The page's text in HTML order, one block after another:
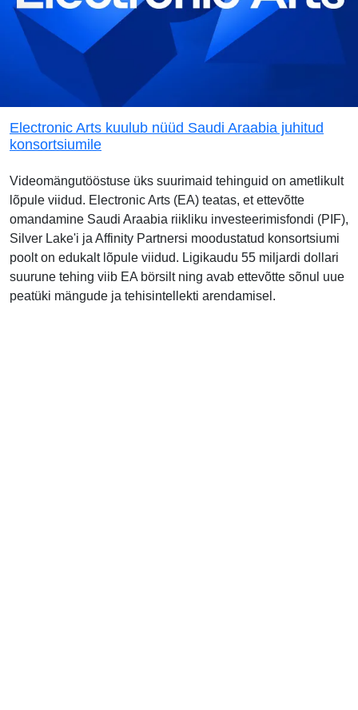
Electronic Arts kuulub nüüd Saudi Araabia juhitud
konsortsiumile
Videomängutööstuse üks suurimaid tehinguid on ametlikult
lõpule viidud. Electronic Arts (EA) teatas, et ettevõtte
omandamine Saudi Araabia riikliku investeerimisfondi (PIF),
Silver Lake'i ja Affinity Partnersi moodustatud konsortsiumi
poolt on edukalt lõpule viidud. Ligikaudu 55 miljardi dollari
suurune tehing viib EA börsilt ning avab ettevõtte sõnul uue
peatüki mängude ja tehisintellekti arendamisel.